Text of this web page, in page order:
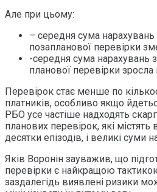
Але при цьому:
– середня сума нарахувань
позапланової перевірки
-середня сума нарахувань
планової перевірки
Перевірок стає менше по
платників, особливо якщо
РБО усе частіше надходять
планових перевірок, які містять
десятки епізодів, і великі суми
Яків Воронін зауважив, що
перевірки є найкращою
заздалегідь виявлені ризики